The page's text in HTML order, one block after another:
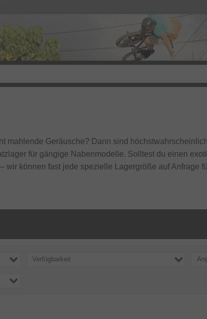
mahlende Geräusche? Dann sind
für gängige Nabenmodelle. Solltest du einen
wir können fast jede spezielle Lagergröße auf Anfrage
Verfügbarkeit